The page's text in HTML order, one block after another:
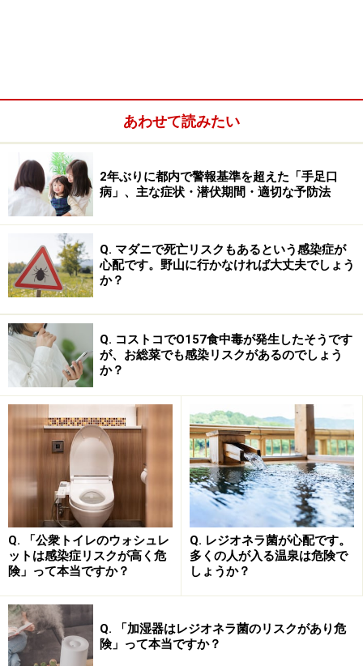
SFTSは多くの場合、ウイルスを持っているマダニに咬ま
れることで感染します。このため、マダニの活動期であ
る春から秋にかけて、感染患者が発生しています。日本
には、命名されているものだけで47種のマダニがいます
が、これまでの調査で、フタトゲチマダニ、ヒゲナガマ
ダニ、オオトゲチマダニ、キチマダニ、タカサゴキララ
マダニといった複数のマダニからSFTSウイルスの遺伝子
染に、これらすべてのマダニが関わっているのかどうか
は、まだ分かっていません。
現在、SFTSには有効なワクチンがなく、発症した場合、
症状を和らげる対症療法しか治療法がありません。すべ
てのマダニがSFTSウイルスを持っているわけではありま
せんが、予防にはマダニに咬まれないことが第一となり
ます。
SFTS以外のマダニ感染症……日本紅斑熱・
ライム病など
マダニに咬まれることによって感染する病気は、SFTSだ
けではありません。 日本紅斑熱(にほんこうはんねつ)
やライム病など、多くの感染症がマダニに媒介されるこ
あわせて読みたい
2年ぶりに都内で警報基準を超えた「手足口
病」、主な症状・潜伏期間・適切な予防法
Q. マダニで死亡リスクもあるという感染症が
心配です。野山に行かなければ大丈夫でしょう
か？
Q. コストコでO157食中毒が発生したそうです
が、お総菜でも感染リスクがあるのでしょう
か？
Q. 「公衆トイレのウォシュレ
ットは感染症リスクが高く危
険」って本当ですか？
Q. レジオネラ菌が心配です。
多くの人が入る温泉は危険で
しょうか？
Q. 「加湿器はレジオネラ菌のリスクがあり危
険」って本当ですか？